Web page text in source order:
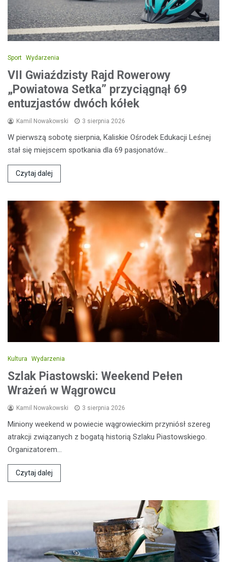
Sport Wydarzenia
VII Gwiaździsty Rajd Rowerowy
„Powiatowa Setka” przyciągnął 69
entuzjastów dwóch kółek
Kamil Nowakowski 3 sierpnia 2026
W pierwszą sobotę sierpnia, Kaliskie Ośrodek Edukacji Leśnej
stał się miejscem spotkania dla 69 pasjonatów…
Czytaj dalej
Kultura Wydarzenia
Szlak Piastowski: Weekend Pełen
Wrażeń w Wągrowcu
Kamil Nowakowski 3 sierpnia 2026
Miniony weekend w powiecie wągrowieckim przyniósł szereg
atrakcji związanych z bogatą historią Szlaku Piastowskiego.
Organizatorem…
Czytaj dalej